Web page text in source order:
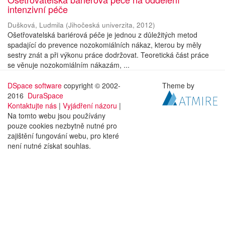
intenzivní péče
Dušková, Ludmila (Jihočeská univerzita, 2012)
Ošetřovatelská bariérová péče je jednou z důležitých metod
spadající do prevence nozokomiálních nákaz, kterou by měly
sestry znát a při výkonu práce dodržovat. Teoretická část práce
se věnuje nozokomiálním nákazám, ...
DSpace software copyright © 2002-
2016 DuraSpace
Kontaktujte nás | Vyjádření názoru |
Na tomto webu jsou používány
pouze cookies nezbytně nutné pro
zajištění fungování webu, pro které
není nutné získat souhlas.
Theme by